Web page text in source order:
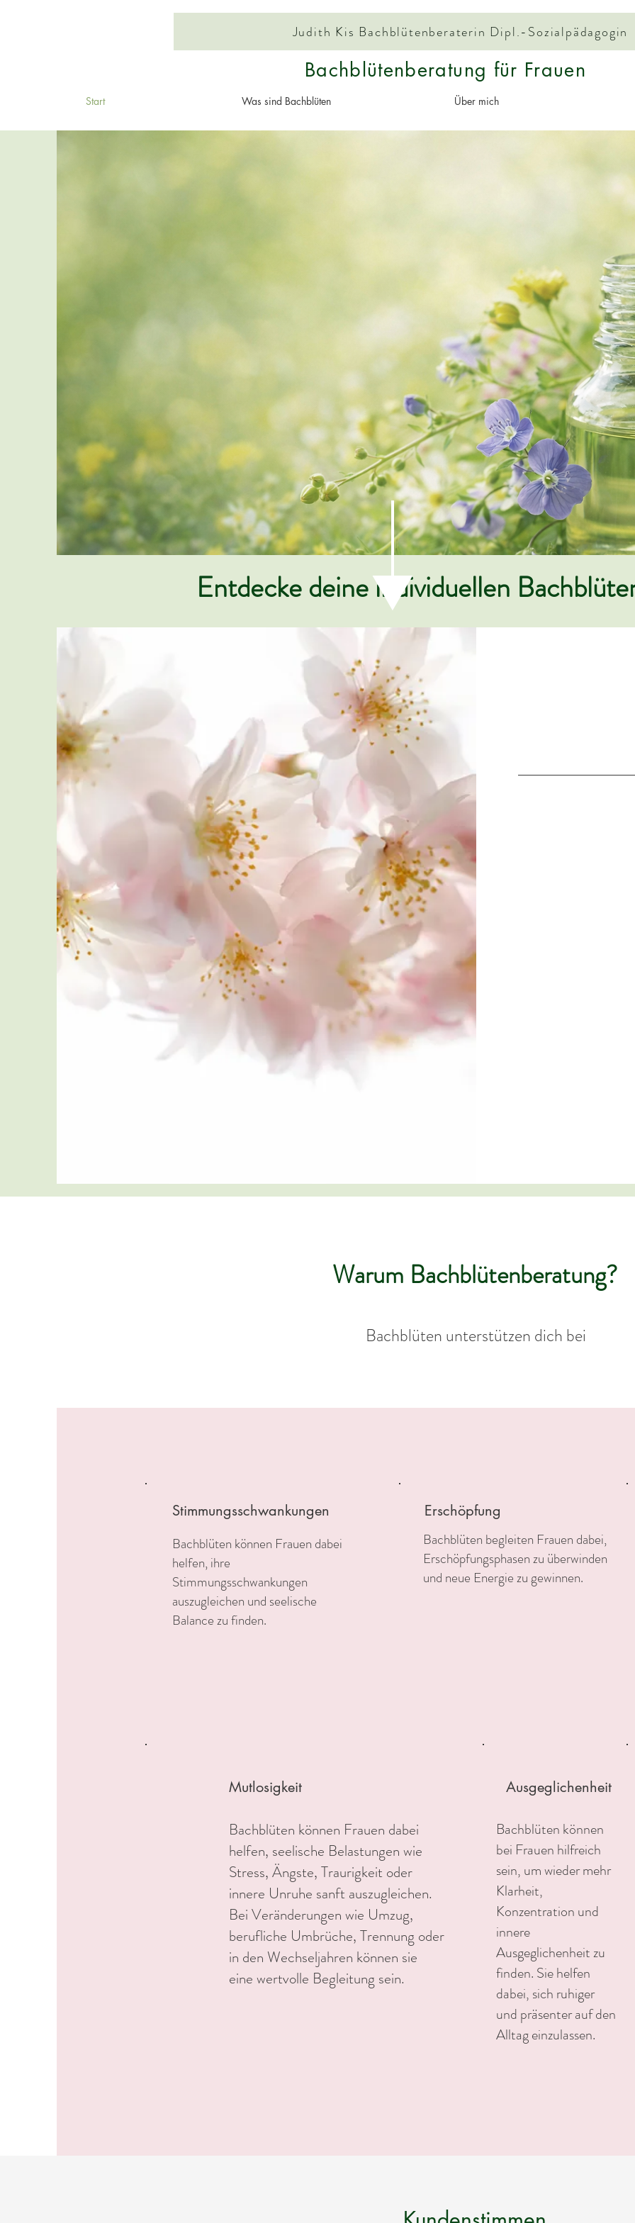
Judith Kis Bachblütenberaterin Dipl.-Sozialpädagogin
Bachblütenberatung für Frauen
Start Was sind Bachblüten Über mich
Entdecke deine individuellen
Warum Bachblütenberatung?
Bachblüten unterstützen dich bei
Stimmungsschwankungen
Bachblüten können Frauen dabei
helfen, ihre
Stimmungsschwankungen
auszugleichen und seelische
Balance zu finden.
Erschöpfung
Bachblüten begleiten Frauen dabei,
Erschöpfungsphasen zu überwinden
und neue Energie zu gewinnen.
Mutlosigkeit
Bachblüten können Frauen dabei
helfen, seelische Belastungen wie
Stress, Ängste, Traurigkeit oder
innere Unruhe sanft auszugleichen.
Bei Veränderungen wie Umzug,
berufliche Umbrüche, Trennung oder
in den Wechseljahren können sie
eine wertvolle Begleitung sein.
Ausgeglichenheit
Bachblüten können
bei Frauen hilfreich
sein, um wieder mehr
Klarheit,
Konzentration und
innere
Ausgeglichenheit zu
finden. Sie helfen
dabei, sich ruhiger
und präsenter auf den
Alltag einzulassen.